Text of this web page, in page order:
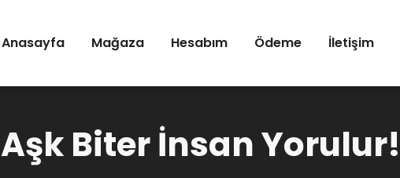
Anasayfa Mağaza Hesabım Ödeme İletişim
Aşk Biter İnsan Yorulur!